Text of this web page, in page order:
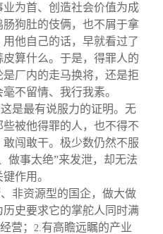
为首、创造社会价值为成
狗肚的伎俩，也不屑于拿
他自己的话，早就看过了
算什么。于是，得罪人的
厂内的走马换将，还是拒
不留情、我行我素。
是最有说服力的证明。无
被他得罪的人，也不得不
闯敢干。极少数仍然不服
做事太绝”来发泄，却无法
作用。
非资源型的国企，做大做
史要求它的掌舵人同时满
营； 2. 有高瞻远瞩的产业